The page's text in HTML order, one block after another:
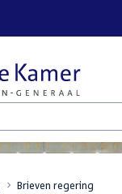
Brieven regering